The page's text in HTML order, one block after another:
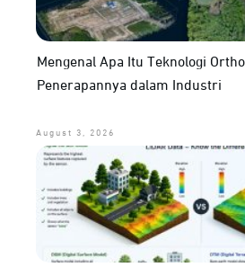
Mengenal Apa Itu Teknologi
Penerapannya dalam Industri
August 3, 2026